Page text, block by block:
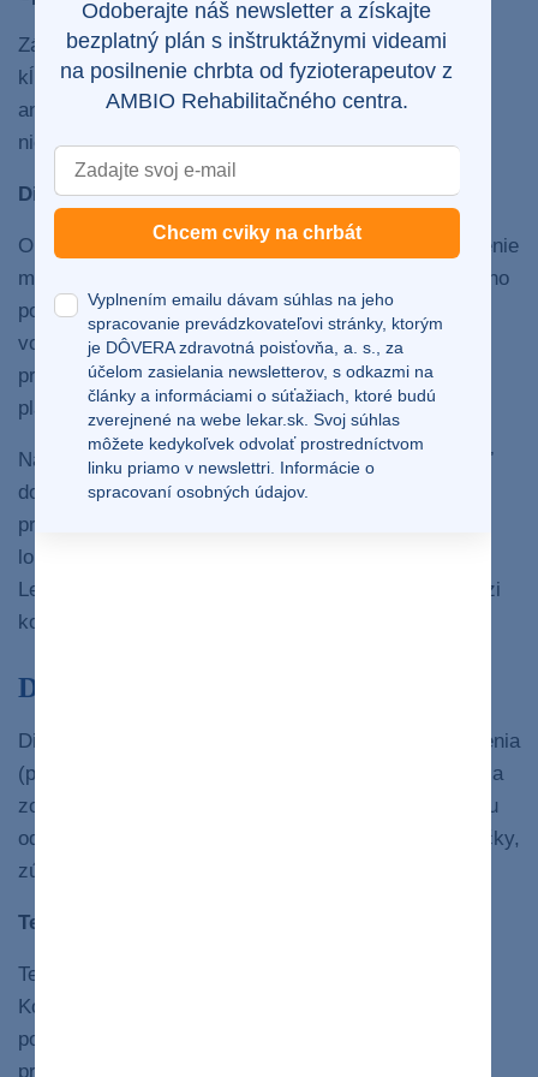
Zápalové ochorenie facetových (intervertebrálnych)
kĺbov. Úlohu v jej výskyte zohráva vek, rodinná
anamnéza i výskyt infekčného ochorenia v priebehu
niekoľkých týždňov pred prepuknutím bolesti.
Diskopatia
Opotrebovanie medzistavcových platničiek je ochorenie
mechanického rázu, keď vplyvom záťaže gravitačného
poľa dochádza k zmenšeniu výšky platničky, strate
vody a k rozkladu jej gélovej štruktúry. V krajnom
prípade môže byť sprevádzaná vybočením hmoty
platničky, čo vedie k útlaku nervových štruktúr.
Najmenej vhodnou polohou je spánok na bruchu, keď
dochádza k prehĺbeniu prirodzených kriviek chrbtice,
predovšetkým v oblasti bedier môžu potom vznikať
lokálne bolestivé príznaky, ale často aj prenosné.
Lekári odporúčajú pozíciu na boku s vankúšom medzi
kolenami tak, aby dolné končatiny ležali paralelne.
Diagnostika
Diagnózu stanoví lekár na základe fyzického vyšetrenia
(pohmatom, pohľadom), prípadne pomocou vyšetrenia
zobrazovacími metódami (RTG, CT, MR), ktoré môžu
odhaliť napríklad degeneráciu medzistavcovej platničky,
zúženie miechového kanála a podobne.
Terapia
Terapia môže byť konzervatívna alebo operačná.
Konzervatívna spočíva vo fáze akútnej bolesti
podávaním liekov tíšiacich bolesti (analgetiká) a v
prípade zápalového procesu liekov proti zápalu
Odoberajte náš newsletter a získajte
bezplatný plán s inštruktážnymi videami
na posilnenie chrbta od fyzioterapeutov z
AMBIO Rehabilitačného centra.
Chcem cviky na chrbát
Vyplnením emailu dávam súhlas na jeho
spracovanie prevádzkovateľovi stránky, ktorým
je DÔVERA zdravotná poisťovňa, a. s., za
účelom zasielania newsletterov, s odkazmi na
články a informáciami o súťažiach, ktoré budú
zverejnené na webe lekar.sk. Svoj súhlas
môžete kedykoľvek odvolať prostredníctvom
linku priamo v newslettri. Informácie o
spracovaní osobných údajov.